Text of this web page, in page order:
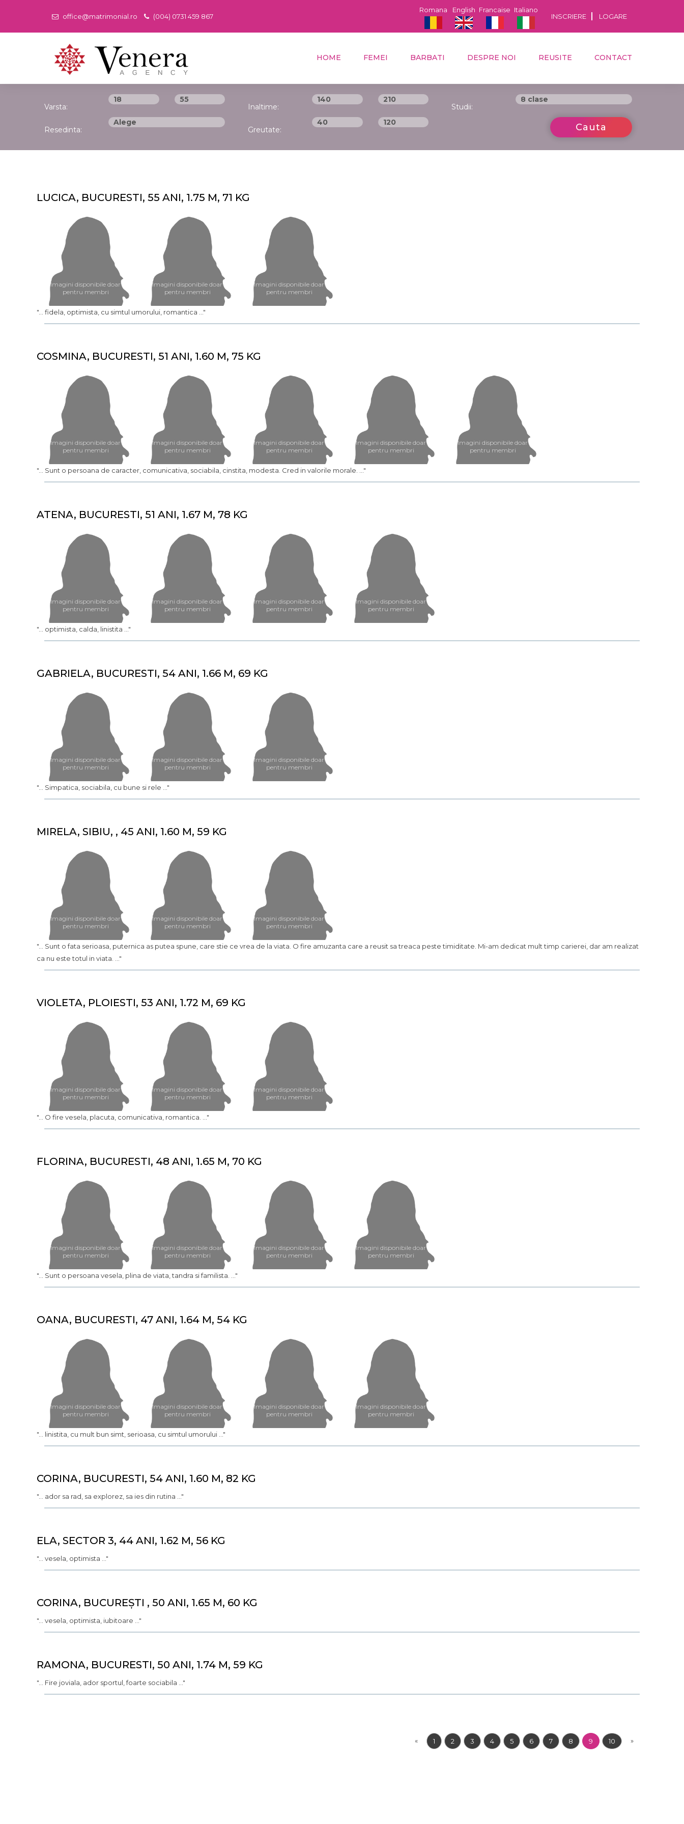
office@matrimonial.ro (004) 0731 459 867 INSCRIERE LOGARE
Italiano
Francaise
English
Romana
HOME FEMEI BARBATI DESPRE NOI REUSITE CONTACT
Varsta:
Resedinta:
Inaltime:
Greutate:
Studii:
Cauta
LUCICA, BUCURESTI, 55 ANI, 1.75 M, 71 KG
Imagini disponibile doar
pentru membri
Imagini disponibile doar
pentru membri
Imagini disponibile doar
pentru membri
"... fidela, optimista, cu simtul umorului, romantica ..."
COSMINA, BUCURESTI, 51 ANI, 1.60 M, 75 KG
Imagini disponibile doar
pentru membri
Imagini disponibile doar
pentru membri
Imagini disponibile doar
pentru membri
Imagini disponibile doar
pentru membri
Imagini disponibile doar
pentru membri
"... Sunt o persoana de caracter, comunicativa, sociabila, cinstita, modesta. Cred in valorile morale. ..."
ATENA, BUCURESTI, 51 ANI, 1.67 M, 78 KG
Imagini disponibile doar
pentru membri
Imagini disponibile doar
pentru membri
Imagini disponibile doar
pentru membri
Imagini disponibile doar
pentru membri
"... optimista, calda, linistita ..."
GABRIELA, BUCURESTI, 54 ANI, 1.66 M, 69 KG
Imagini disponibile doar
pentru membri
Imagini disponibile doar
pentru membri
Imagini disponibile doar
pentru membri
"... Simpatica, sociabila, cu bune si rele ..."
MIRELA, SIBIU, , 45 ANI, 1.60 M, 59 KG
Imagini disponibile doar
pentru membri
Imagini disponibile doar
pentru membri
Imagini disponibile doar
pentru membri
"... Sunt o fata serioasa, puternica as putea spune, care stie ce vrea de la viata. O fire amuzanta care a reusit sa treaca peste timiditate. Mi-am dedicat mult timp carierei, dar am realizat
ca nu este totul in viata. ..."
VIOLETA, PLOIESTI, 53 ANI, 1.72 M, 69 KG
Imagini disponibile doar
pentru membri
Imagini disponibile doar
pentru membri
Imagini disponibile doar
pentru membri
"... O fire vesela, placuta, comunicativa, romantica. ..."
FLORINA, BUCURESTI, 48 ANI, 1.65 M, 70 KG
Imagini disponibile doar
pentru membri
Imagini disponibile doar
pentru membri
Imagini disponibile doar
pentru membri
Imagini disponibile doar
pentru membri
"... Sunt o persoana vesela, plina de viata, tandra si familista. ..."
OANA, BUCURESTI, 47 ANI, 1.64 M, 54 KG
Imagini disponibile doar
pentru membri
Imagini disponibile doar
pentru membri
Imagini disponibile doar
pentru membri
Imagini disponibile doar
pentru membri
"... linistita, cu mult bun simt, serioasa, cu simtul umorului ..."
CORINA, BUCURESTI, 54 ANI, 1.60 M, 82 KG
"... ador sa rad, sa explorez, sa ies din rutina ..."
ELA, SECTOR 3, 44 ANI, 1.62 M, 56 KG
"... vesela, optimista ..."
CORINA, BUCUREȘTI , 50 ANI, 1.65 M, 60 KG
"... vesela, optimista, iubitoare ..."
RAMONA, BUCURESTI, 50 ANI, 1.74 M, 59 KG
"... Fire joviala, ador sportul, foarte sociabila ..."
« 1 2 3 4 5 6 7 8 9 10 »